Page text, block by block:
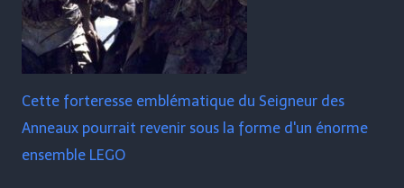
Cette forteresse emblématique du Seigneur des
Anneaux pourrait revenir sous la forme d'un énorme
ensemble LEGO